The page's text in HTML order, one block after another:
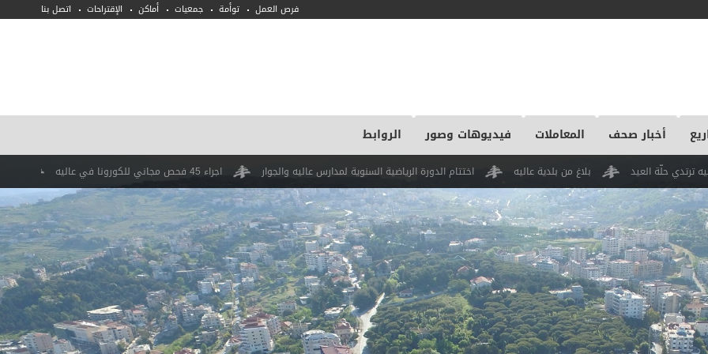
اتصل بنا الإقتراحات أماكن جمعيات توأمة فرص العمل
أخبار صحف المعاملات فيديوهات وصور
الروابط
بلاغ من بلدية عاليه اختتام الدورة الرياضية السنوية لمدارس عاليه والجوار اجراء 45 فحص مجاني للكورونا في عاليه BAZAR في سوق عاليه